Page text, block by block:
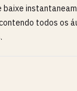
baixe
todos os